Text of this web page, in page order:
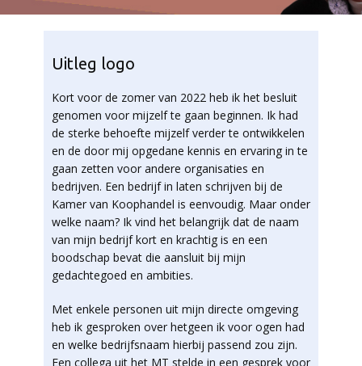
Uitleg logo
Kort voor de zomer van 2022 heb ik het besluit
genomen voor mijzelf te gaan beginnen. Ik had
de sterke behoefte mijzelf verder te ontwikkelen
en de door mij opgedane kennis en ervaring in te
gaan zetten voor andere organisaties en
bedrijven. Een bedrijf in laten schrijven bij de
Kamer van Koophandel is eenvoudig. Maar onder
welke naam? Ik vind het belangrijk dat de naam
van mijn bedrijf kort en krachtig is en een
boodschap bevat die aansluit bij mijn
gedachtegoed en ambities.
Met enkele personen uit mijn directe omgeving
heb ik gesproken over hetgeen ik voor ogen had
en welke bedrijfsnaam hierbij passend zou zijn.
Een collega uit het MT stelde in een gesprek voor